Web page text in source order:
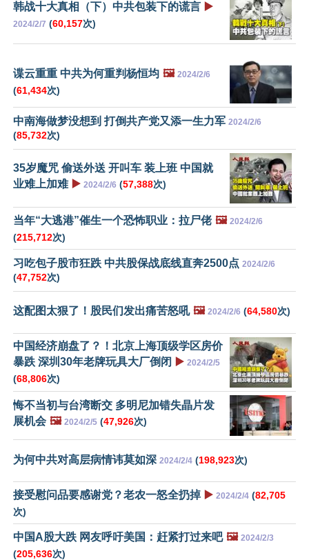
韩战十大真相（下）中共包装下的谎言 ▶️
2024/2/7 (60,157次)
谍云重重 中共为何重判杨恒均 🖼️ 2024/2/6
(61,434次)
中南海做梦没想到 打倒共产党又添一生力军 2024/2/6
(85,732次)
35岁魔咒 偷送外送 开叫车 装上班 中国就
业难上加难 ▶️ 2024/2/6 (57,388次)
当年“大逃港”催生一个恐怖职业：拉尸佬 🖼️ 2024/2/6
(215,712次)
习吃包子股市狂跌 中共股保战底线直奔2500点 2024/2/6
(47,752次)
这配图太狠了！股民们发出痛苦怒吼 🖼️ 2024/2/6 (64,580次)
中国经济崩盘了？！北京上海顶级学区房价
暴跌 深圳30年老牌玩具大厂倒闭 ▶️ 2024/2/5
(68,806次)
悔不当初与台湾断交 多明尼加错失晶片发
展机会 🖼️ 2024/2/5 (47,926次)
为何中共对高层病情讳莫如深 2024/2/4 (198,923次)
接受慰问品要感谢党？老农一怒全扔掉 ▶️ 2024/2/4 (82,705
次)
中国A股大跌 网友呼吁美国：赶紧打过来吧 🖼️ 2024/2/3
(205,636次)